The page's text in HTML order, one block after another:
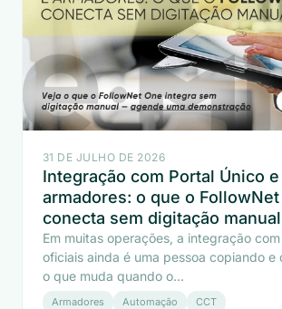
31 DE JULHO DE 2026
Integração com Portal Único e
armadores: o que o FollowNet
conecta sem digitação manual
Em muitas operações, a integração
oficiais ainda é uma pessoa copiando e
o que muda quando o...
Armadores Automação CCT